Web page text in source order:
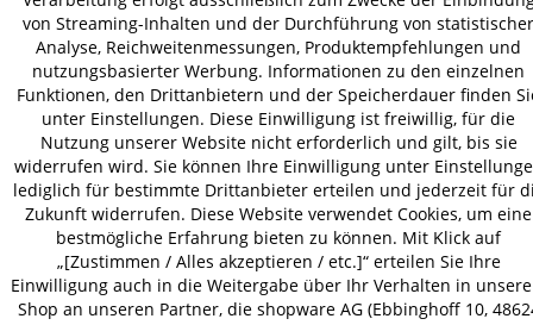
* Alle Preise inkl. gesetzl. Mehrwertsteuer zzgl.Versandkosten.
von Streaming-Inhalten und der Durchführung von statistischer
Analyse, Reichweitenmessungen, Produktempfehlungen und
nutzungsbasierter Werbung. Informationen zu den einzelnen
Funktionen, den Drittanbietern und der Speicherdauer finden
unter Einstellungen. Diese Einwilligung ist freiwillig, für die
Nutzung unserer Website nicht erforderlich und gilt, bis sie
widerrufen wird. Sie können Ihre Einwilligung unter
lediglich für bestimmte Drittanbieter erteilen und jederzeit für
Zukunft widerrufen. Diese Website verwendet Cookies, um eine
bestmögliche Erfahrung bieten zu können. Mit Klick auf
„[Zustimmen / Alles akzeptieren / etc.]“ erteilen Sie Ihre
Einwilligung auch in die Weitergabe über Ihr Verhalten in
Shop an unseren Partner, die shopware AG (Ebbinghoff 10,